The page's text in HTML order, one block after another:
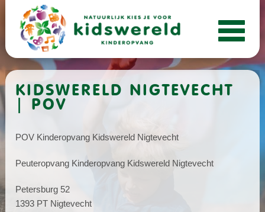
KIDSWERELD NIGTEVECHT
| POV
POV Kinderopvang Kidswereld Nigtevecht
Peuteropvang Kinderopvang Kidswereld Nigtevecht
Petersburg 52
1393 PT Nigtevecht